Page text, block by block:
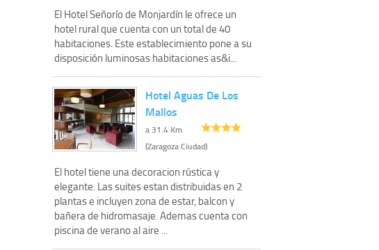
El Hotel Señorío de Monjardín le ofrece un
hotel rural que cuenta con un total de 40
habitaciones. Este establecimiento pone a su
disposición luminosas habitaciones as&i...
Hotel Aguas De Los
Mallos
a 31.4 Km
(Zaragoza Ciudad)
El hotel tiene una decoracion rústica y
elegante. Las suites estan distribuidas en 2
plantas e incluyen zona de estar, balcon y
bañera de hidromasaje. Ademas cuenta con
piscina de verano al aire ...